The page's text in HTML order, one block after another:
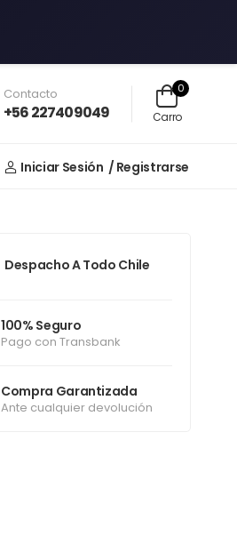
Contacto
+56 227409049
0
Carro
Iniciar Sesión / Registrarse
Despacho A Todo Chile
100% Seguro
Pago con Transbank
Compra Garantizada
Ante cualquier devolución